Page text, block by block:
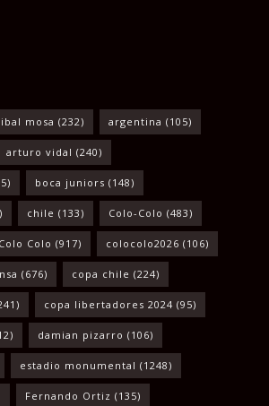
mosa (232) argentina (105)
arturo vidal (240)
boca juniors (148)
chile (133) Colo-Colo (483)
Colo Colo (917) colocolo2026 (106)
(676) copa chile (224)
copa libertadores 2024 (95)
damian pizarro (106)
estadio monumental (1248)
Fernando Ortiz (135)